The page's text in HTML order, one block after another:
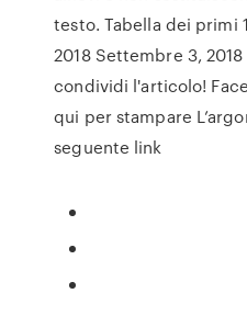
testo. Tabella dei primi
2018 Settembre 3,
condividi l'articolo!
qui per stampare
seguente link